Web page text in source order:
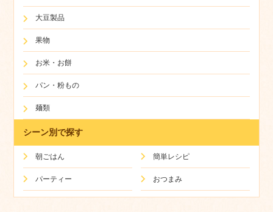
大豆製品
果物
お米・お餅
パン・粉もの
麺類
シーン別で探す
朝ごはん 簡単レシピ
パーティー おつまみ